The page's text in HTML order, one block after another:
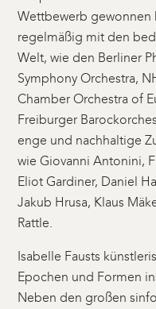
Wettbewerb gewonnen
regelmäßig mit den
Welt, wie den Berliner
Symphony Orchestra,
Chamber Orchestra of
Freiburger
enge und nachhaltige
wie Giovanni Antonini,
Eliot Gardiner, Daniel
Jakub Hrusa, Klaus
Rattle.
Isabelle Fausts
Epochen und Formen
Neben den großen